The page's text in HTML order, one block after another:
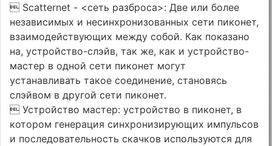
 Scatternet - <сеть разброса>: Две или более
независимых и несинхронизованных сети пиконет,
взаимодействующих между собой. Как показано
на, устройство-слэйв, так же, как и устройство-
мастер в одной сети пиконет могут
устанавливать такое соединение, становясь
слэйвом в другой сети пиконет.
 Устройство мастер: устройство в пиконет, в
котором генерация синхронизирующих импульсов
и последовательность скачков используются для